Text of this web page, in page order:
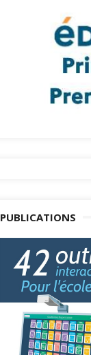
PUBLICATIONS